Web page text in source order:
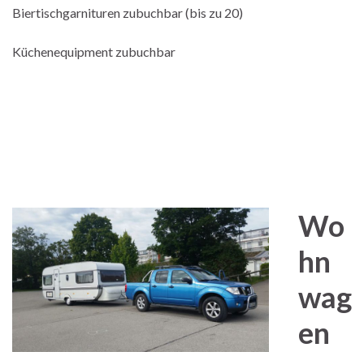
Biertischgarnituren zubuchbar (bis zu 20)
Küchenequipment zubuchbar
Wo
hn
wag
en